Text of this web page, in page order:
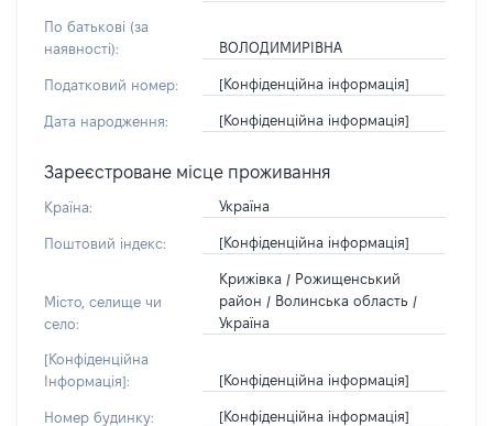
По батькові (за
наявності):
ВОЛОДИМИРІВНА
Податковий номер: [Конфіденційна інформація]
Дата народження: [Конфіденційна інформація]
Зареєстроване місце проживання
Країна: Україна
Поштовий індекс: [Конфіденційна інформація]
Місто, селище чи
село:
Крижівка / Рожищенський
район / Волинська область /
Україна
[Конфіденційна
Інформація]:
[Конфіденційна інформація]
Номер будинку: [Конфіденційна інформація]